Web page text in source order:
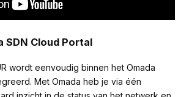
SDN Cloud Portal
wordt eenvoudig binnen het Omada
Met Omada heb je via één